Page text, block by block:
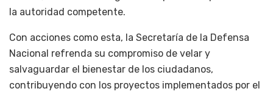
la autoridad competente.
Con acciones como esta, la Secretaría de la Defensa
Nacional refrenda su compromiso de velar y
salvaguardar el bienestar de los ciudadanos,
contribuyendo con los proyectos implementados por el